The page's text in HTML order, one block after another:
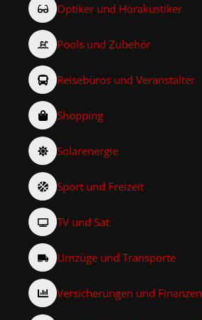
Optiker und Hörakustiker
Pools und Zubehör
Reisebüros und Veranstalter
Shopping
Solarenergie
Sport und Freizeit
TV und Sat
Umzüge und Transporte
Versicherungen und Finanzen